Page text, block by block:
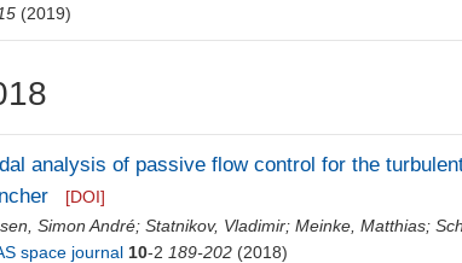
(2019)
analysis of passive flow control for the
[DOI]
Simon André;Statnikov, Vladimir;Meinke, Matthias;
space journal 10-2 189-202 (2018)